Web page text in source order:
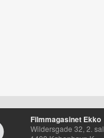
Filmmagasinet Ekko
Wildersgade 32, 2. sal